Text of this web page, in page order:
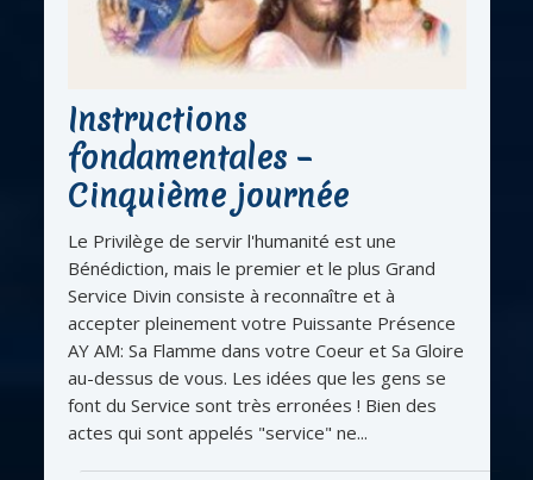
Instructions
fondamentales –
Cinquième journée
Le Privilège de servir l'humanité est une
Bénédiction, mais le premier et le plus Grand
Service Divin consiste à reconnaître et à
accepter pleinement votre Puissante Présence
AY AM: Sa Flamme dans votre Coeur et Sa Gloire
au-dessus de vous. Les idées que les gens se
font du Service sont très erronées ! Bien des
actes qui sont appelés "service" ne...